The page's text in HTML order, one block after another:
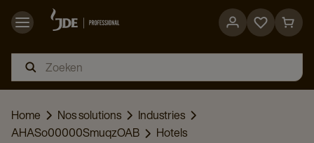
Go
page
Go
page
Home Nos solutions
Industries
AHASo00000SmuqzOAB
Hotels